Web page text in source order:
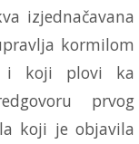
izjednačavana
kormilom
i koji plovi ka
prvog
koji je objavila